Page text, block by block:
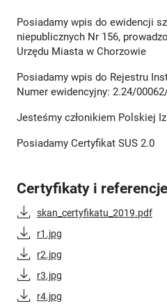
Posiadamy wpis do ewidencji
niepublicznych Nr 156,
Urzędu Miasta w Chorzowie
Posiadamy wpis do Rejestru
Numer ewidencyjny: 2.24/
Jesteśmy członikiem Polskiej
Posiadamy Certyfikat SUS 2.0
Certyfikaty i referencje
skan_certyfikatu_2019.pdf
r1.jpg
r2.jpg
r3.jpg
r4.jpg